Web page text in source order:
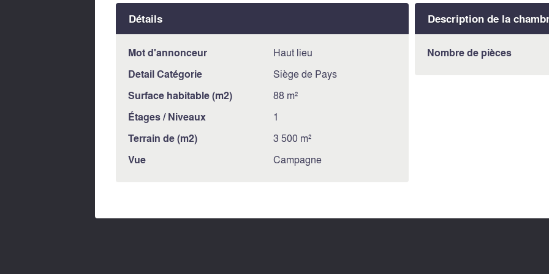
Détails
Mot d'annonceur
Haut lieu
Detail Catégorie
Siège de Pays
Surface habitable (m2)
88 m²
Étages / Niveaux
1
Terrain de (m2)
3 500 m²
Vue
Campagne
Description de la
Nombre de pièces